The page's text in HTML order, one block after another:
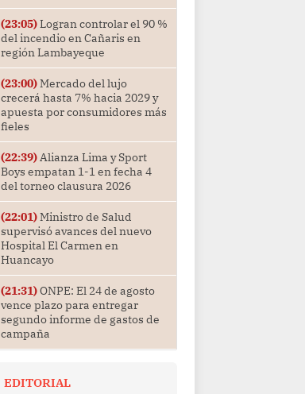
(23:05)Logran controlar el 90 %
del incendio en Cañaris en
región Lambayeque
(23:00)Mercado del lujo
crecerá hasta 7% hacia 2029 y
apuesta por consumidores más
fieles
(22:39)Alianza Lima y Sport
Boys empatan 1-1 en fecha 4
del torneo clausura 2026
(22:01)Ministro de Salud
supervisó avances del nuevo
Hospital El Carmen en
Huancayo
(21:31)ONPE: El 24 de agosto
vence plazo para entregar
segundo informe de gastos de
campaña
EDITORIAL